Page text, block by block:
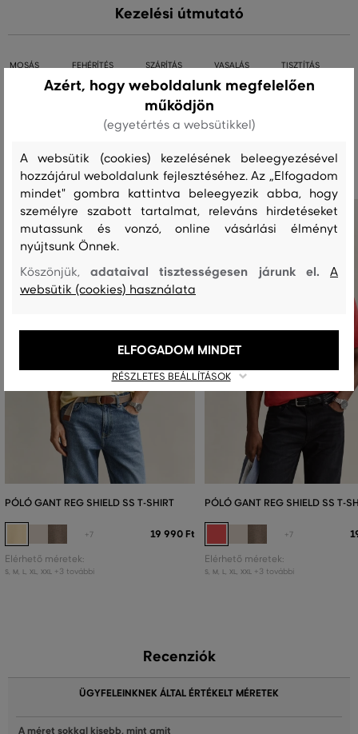
Kezelési útmutató
MOSÁS FEHÉRÍTÉS SZÁRÍTÁS VASALÁS TISZTÍTÁS
PÓLÓ GANT REG SHIELD SS T-SHIRT
+7 19 990 Ft
Elérhető méretek:
S M L XL XXL +3 további
PÓLÓ GANT REG SHIELD SS T-
+7
Elérhető méretek:
S M L XL XXL +3 további
Recenziók
ÜGYFELEINKNEK ÁLTAL ÉRTÉKELT MÉRETEK
A méret sokkal kisebb, mint amit
Azért, hogy weboldalunk megfelelően
működjön
(egyetértés a websütikkel)
A websütik (cookies) kezelésének beleegyezésével
hozzájárul weboldalunk fejlesztéséhez. Az „Elfogadom
mindet" gombra kattintva beleegyezik abba, hogy
személyre szabott tartalmat, releváns hirdetéseket
mutassunk és vonzó, online vásárlási élményt
nyújtsunk Önnek.
Köszönjük,adataival tisztességesen járunk el.A
websütik (cookies) használata
RÉSZLETES BEÁLLÍTÁSOK
ELFOGADOM MINDET